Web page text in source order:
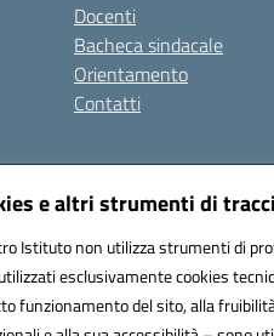
e altri strumenti di
Istituto non utilizza strumenti di
esclusivamente cookies
funzionamento del sito, alla
Docenti
Bacheca sindacale
Orientamento
Contatti